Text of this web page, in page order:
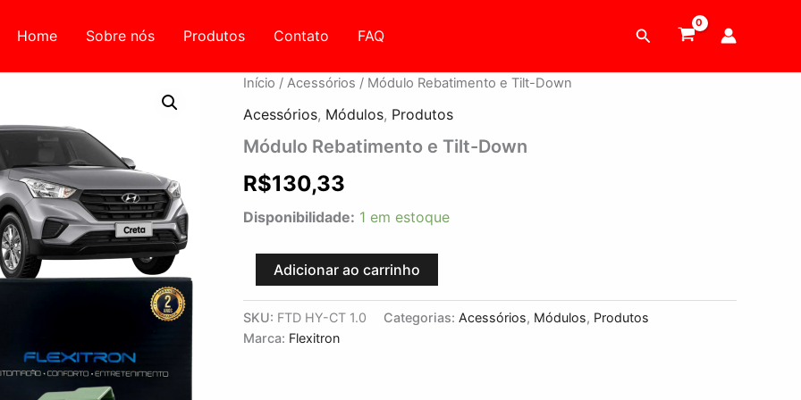
Home Sobre nós Produtos Contato FAQ Pesquisar
Início / Acessórios / Módulo Rebatimento e Tilt-Down
Acessórios, Módulos, Produtos
Módulo Rebatimento e Tilt-Down
R$130,33
Disponibilidade: 1 em estoque
Módulo
e
Down
Adicionar ao carrinho
SKU: FTD HY-CT 1.0 Categorias: Acessórios, Módulos, Produtos
Marca: Flexitron